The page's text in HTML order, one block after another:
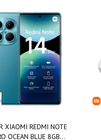
XIAOMI REDMI NOTE
OCEAN BLUE 8GB